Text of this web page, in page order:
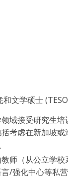
文学硕士
域接受研究生
考虑在新加坡
师（从公立学
/强化中心等私营